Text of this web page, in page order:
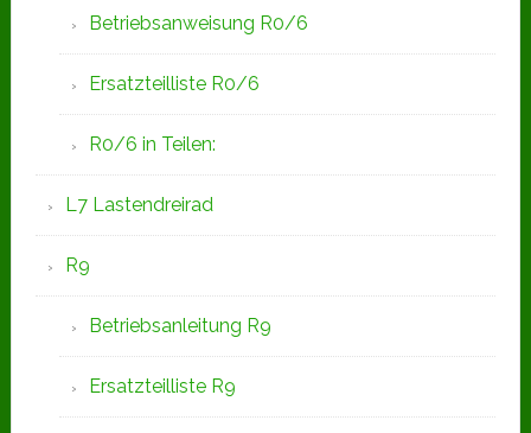
Betriebsanweisung R0/6
Ersatzteilliste R0/6
R0/6 in Teilen:
L7 Lastendreirad
R9
Betriebsanleitung R9
Ersatzteilliste R9